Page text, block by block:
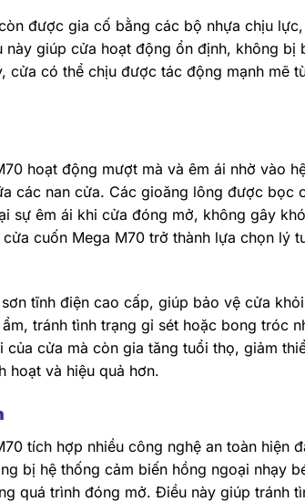
được gia cố bằng các bộ nhựa chịu
giúp cửa hoạt động ổn định, không bị
cửa có thể chịu được tác động mạnh mẽ
hoạt động mượt mà và êm ái nhờ vào
các nan cửa. Các gioăng lông được bọc
sự êm ái khi cửa đóng mở, không gây
cuốn Mega M70 trở thành lựa chọn lý
tĩnh điện cao cấp, giúp bảo vệ cửa
tránh tình trạng gỉ sét hoặc bong tróc
cửa mà còn gia tăng tuổi thọ, giảm
hoạt và hiệu quả hơn.
tích hợp nhiều công nghệ an toàn hiện
bị hệ thống cảm biến hồng ngoại nhạy
quá trình đóng mở. Điều này giúp tránh